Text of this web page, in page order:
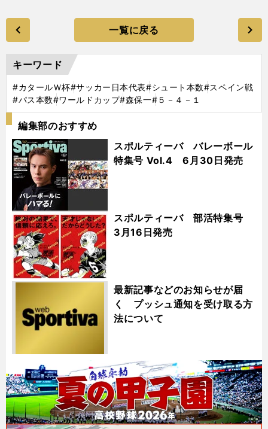
一覧に戻る
キーワード
#カタールＷ杯#サッカー日本代表#シュート本数#スペイン戦
#パス本数#ワールドカップ#森保一#５－４－１
編集部のおすすめ
スポルティーバ バレーボール
特集号 Vol.4 6月30日発売
スポルティーバ 部活特集号
3月16日発売
最新記事などのお知らせが届
く プッシュ通知を受け取る方
法について